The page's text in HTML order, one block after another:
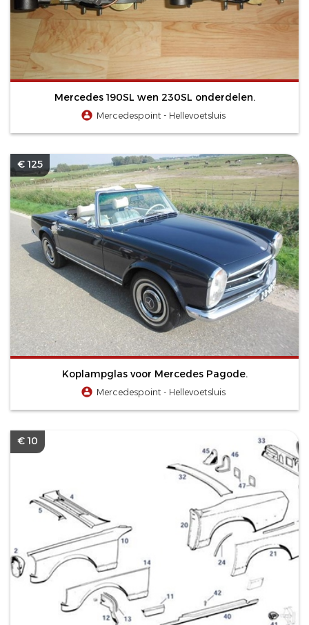
Mercedes 190SL wen 230SL onderdelen.
Mercedespoint - Hellevoetsluis
€ 125
Koplampglas voor Mercedes Pagode.
Mercedespoint - Hellevoetsluis
€ 10